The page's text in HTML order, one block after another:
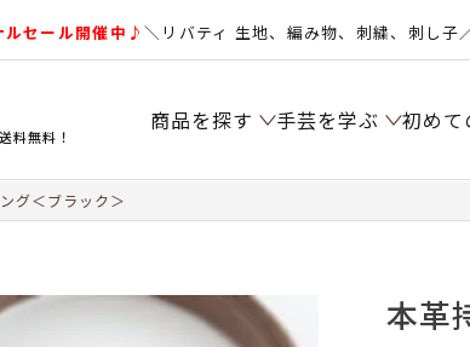
ルセール開催中♪＼リバティ 生地、編み物、刺繍、刺し子
料無料！
商品を探す 手芸を学ぶ 初めて
グ＜ブラック＞
本革